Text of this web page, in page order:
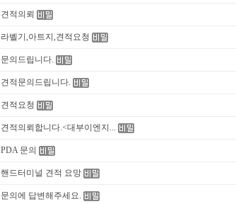
견적의뢰
라벨기,아트지,견적요청
문의드립니다.
견적문의드립니다.
견적요청
견적의뢰합니다.<대부이엔지...
PDA 문의
핸드터미널 견적 요망
문의에 답변해주세요.